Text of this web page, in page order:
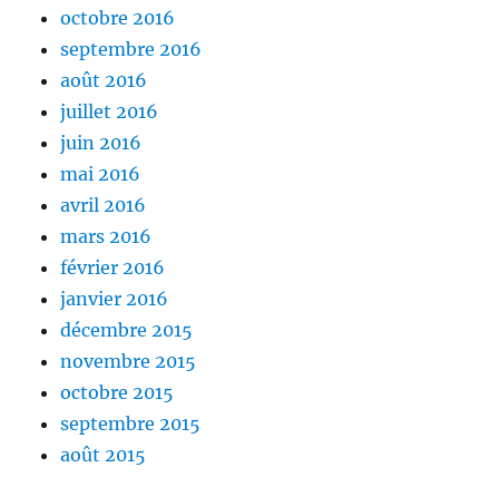
octobre 2016
septembre 2016
août 2016
juillet 2016
juin 2016
mai 2016
avril 2016
mars 2016
février 2016
janvier 2016
décembre 2015
novembre 2015
octobre 2015
septembre 2015
août 2015